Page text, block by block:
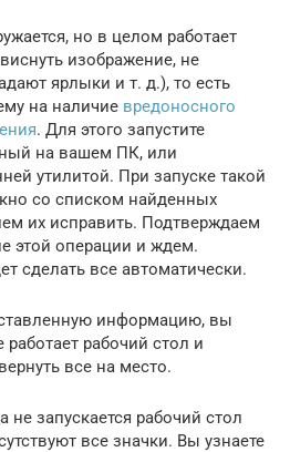
но в целом работает
изображение, не
ярлыки и т. д.), то есть
на наличие вредоносного
. Для этого запустите
на вашем ПК, или
утилитой. При запуске такой
со списком найденных
их исправить. Подтверждаем
этой операции и ждем.
сделать все автоматически.
информацию, вы
работает рабочий стол и
все на место.
не запускается рабочий стол
все значки. Вы узнаете